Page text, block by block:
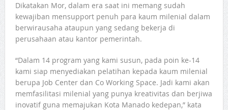
Dikatakan Mor, dalam era saat ini memang sudah
kewajiban mensupport penuh para kaum milenial dalam
berwirausaha ataupun yang sedang bekerja di
perusahaan atau kantor pemerintah.
“Dalam 14 program yang kami susun, pada poin ke-14
kami siap menyediakan pelatihan kepada kaum milenial
berupa Job Center dan Co Working Space. Jadi kami akan
memfasilitasi milenial yang punya kreativitas dan berjiwa
inovatif guna memajukan Kota Manado kedepan,” kata